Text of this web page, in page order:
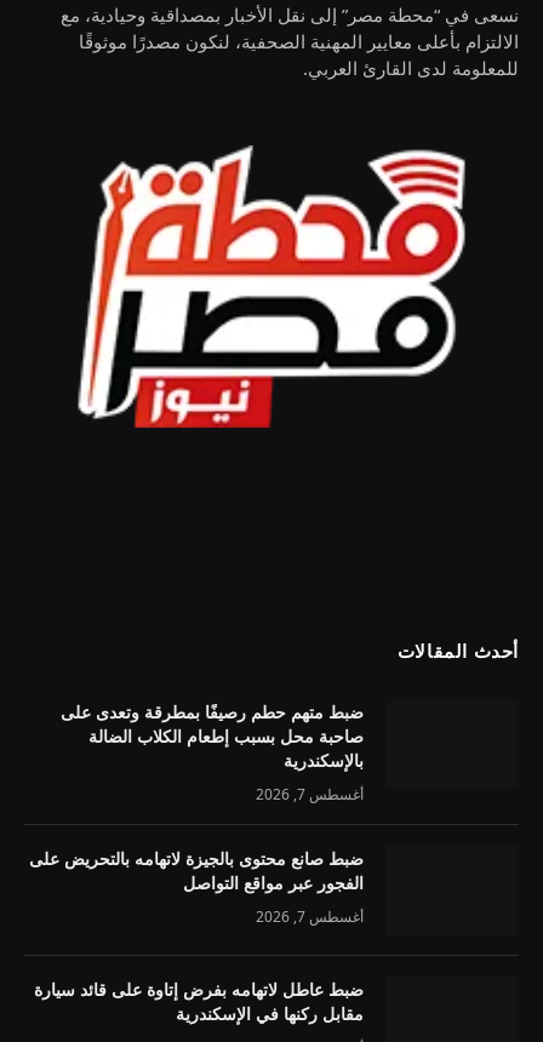
نسعى في “محطة مصر” إلى نقل الأخبار بمصداقية وحيادية، مع
الالتزام بأعلى معايير المهنية الصحفية، لنكون مصدرًا موثوقًا
للمعلومة لدى القارئ العربي.
أحدث المقالات
ضبط متهم حطم رصيفًا بمطرقة وتعدى على
صاحبة محل بسبب إطعام الكلاب الضالة
بالإسكندرية
أغسطس 7, 2026
ضبط صانع محتوى بالجيزة لاتهامه بالتحريض على
الفجور عبر مواقع التواصل
أغسطس 7, 2026
ضبط عاطل لاتهامه بفرض إتاوة على قائد سيارة
مقابل ركنها في الإسكندرية